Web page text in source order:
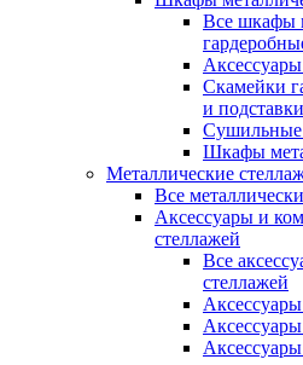
Все шкафы
Скамейки
и подставки
Шкафы
Металлические
Все
Аксессуары и
стеллажей
Все
стеллажей